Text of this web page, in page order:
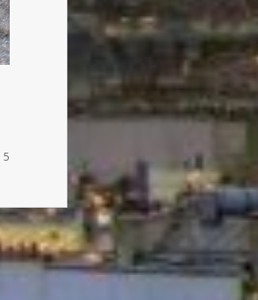
55
DE
BURIDAN